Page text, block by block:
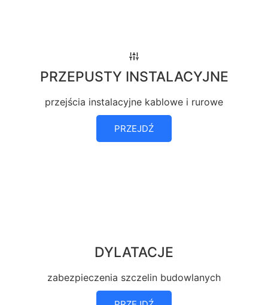
PRZEPUSTY INSTALACYJNE
przejścia instalacyjne kablowe i rurowe
PRZEJDŹ
DYLATACJE
zabezpieczenia szczelin budowlanych